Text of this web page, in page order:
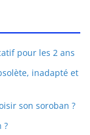
pour les 2 ans
inadapté et
son soroban ?
?